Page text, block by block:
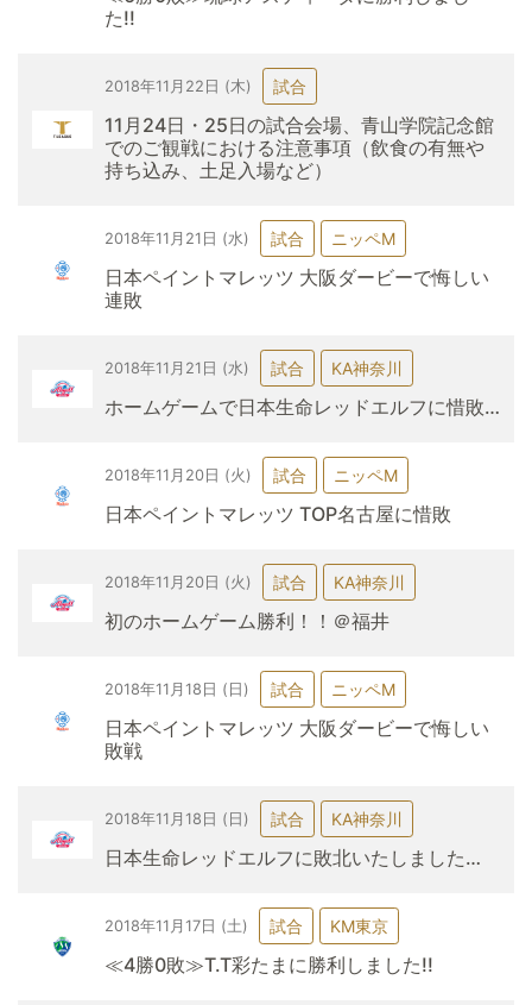
た!!
2018年11月22日 (木) 試合
11月24日・25日の試合会場、青山学院記念館
でのご観戦における注意事項（飲食の有無や
持ち込み、土足入場など）
2018年11月21日 (水) 試合 ニッペM
日本ペイントマレッツ 大阪ダービーで悔しい
連敗
2018年11月21日 (水) 試合 KA神奈川
ホームゲームで日本生命レッドエルフに惜敗…
2018年11月20日 (火) 試合 ニッペM
日本ペイントマレッツ TOP名古屋に惜敗
2018年11月20日 (火) 試合 KA神奈川
初のホームゲーム勝利！！＠福井
2018年11月18日 (日) 試合 ニッペM
日本ペイントマレッツ 大阪ダービーで悔しい
敗戦
2018年11月18日 (日) 試合 KA神奈川
日本生命レッドエルフに敗北いたしました…
2018年11月17日 (土) 試合 KM東京
≪4勝0敗≫T.T彩たまに勝利しました!!